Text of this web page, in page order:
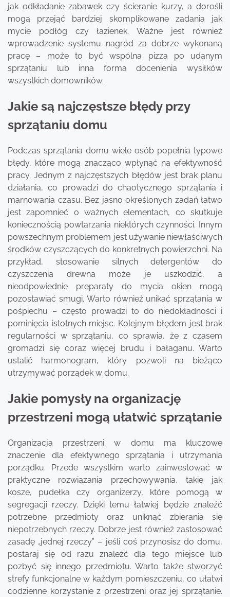
jak odkładanie zabawek czy ścieranie kurzy, a dorośli
mogą przejąć bardziej skomplikowane zadania jak
mycie podłóg czy łazienek. Ważne jest również
wprowadzenie systemu nagród za dobrze wykonaną
pracę – może to być wspólna pizza po udanym
sprzątaniu lub inna forma docenienia wysiłków
wszystkich domowników.
Jakie są najczęstsze błędy przy
sprzątaniu domu
Podczas sprzątania domu wiele osób popełnia typowe
błędy, które mogą znacząco wpłynąć na efektywność
pracy. Jednym z najczęstszych błędów jest brak planu
działania, co prowadzi do chaotycznego sprzątania i
marnowania czasu. Bez jasno określonych zadań łatwo
jest zapomnieć o ważnych elementach, co skutkuje
koniecznością powtarzania niektórych czynności. Innym
powszechnym problemem jest używanie niewłaściwych
środków czyszczących do konkretnych powierzchni. Na
przykład, stosowanie silnych detergentów do
czyszczenia drewna może je uszkodzić, a
nieodpowiednie preparaty do mycia okien mogą
pozostawiać smugi. Warto również unikać sprzątania w
pośpiechu – często prowadzi to do niedokładności i
pominięcia istotnych miejsc. Kolejnym błędem jest brak
regularności w sprzątaniu, co sprawia, że z czasem
gromadzi się coraz więcej brudu i bałaganu. Warto
ustalić harmonogram, który pozwoli na bieżąco
utrzymywać porządek w domu.
Jakie pomysły na organizację
przestrzeni mogą ułatwić sprzątanie
Organizacja przestrzeni w domu ma kluczowe
znaczenie dla efektywnego sprzątania i utrzymania
porządku. Przede wszystkim warto zainwestować w
praktyczne rozwiązania przechowywania, takie jak
kosze, pudełka czy organizerzy, które pomogą w
segregacji rzeczy. Dzięki temu łatwiej będzie znaleźć
potrzebne przedmioty oraz uniknąć zbierania się
niepotrzebnych rzeczy. Dobrze jest również zastosować
zasadę „jednej rzeczy” – jeśli coś przynosisz do domu,
postaraj się od razu znaleźć dla tego miejsce lub
pozbyć się innego przedmiotu. Warto także stworzyć
strefy funkcjonalne w każdym pomieszczeniu, co ułatwi
codzienne korzystanie z przestrzeni oraz jej sprzątanie.